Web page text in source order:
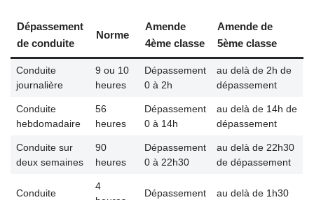
Dépassement
de conduite
Norme
Amende
4ème classe
Amende de
5ème classe
Conduite
journalière
9 ou 10
heures
Dépassement
0 à 2h
au delà de 2h de
dépassement
Conduite
hebdomadaire
56
heures
Dépassement
0 à 14h
au delà de 14h de
dépassement
Conduite sur
deux semaines
90
heures
Dépassement
0 à 22h30
au delà de 22h30
de dépassement
Conduite
4
Dépassement
au delà de 1h30